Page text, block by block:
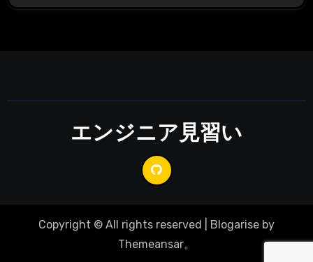
エンジニア見習い
Copyright © All rights reserved Blogarise by
Themeansar。